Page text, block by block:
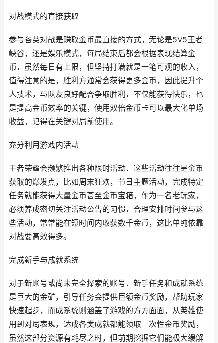
对战模式的直接获取
参与各类对战是赚取金币最直接的方式，无论是5V5王者
峡谷，还是娱乐模式，每局结束后都会根据表现结算金
币，虽然每日有上限，但坚持打满就是一笔可观的收入，
值得注意的是，胜利方通常会获得更多金币，因此提升个
人技术，与队友良好配合争取胜利，不仅能获得快乐，也
是提高金币效率的关键，使用双倍金币卡可以最大化单场
收益，记得在关键对局前使用。
充分利用游戏内活动
王者荣耀会频繁推出各种限时活动，这些活动往往是金币
获取的爆发点，比如周末狂欢，节日主题活动，完成特定
任务就能获得大量金币甚至金币宝箱，作为一名老玩家，
必须养成密切关注活动公告的习惯，合理安排时间参与这
些活动，常常能在短时间内收获数千金币，这比单纯依靠
对战要高效得多。
完成新手与成就系统
对于新账号或尚未完全探索的账号，新手任务和成就系统
是巨大的金矿，引导任务会提供巨额金币奖励，帮助玩家
快速起步，而成系统则涵盖了游戏的方方面面，从英雄使
用到对局表现，达成各类成就都能领取一次性金币奖励，
虽然这部分资源有耗尽之时，但前期挖掘它们能极大缓解